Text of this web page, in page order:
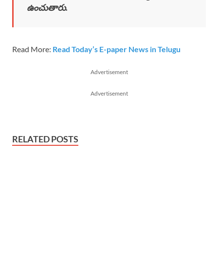
ఉంచుతారు.
Read More: Read Today’s E-paper News in Telugu
Advertisement
Advertisement
RELATED POSTS